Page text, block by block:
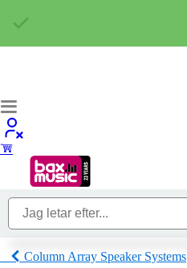
Column Array Speaker Systems